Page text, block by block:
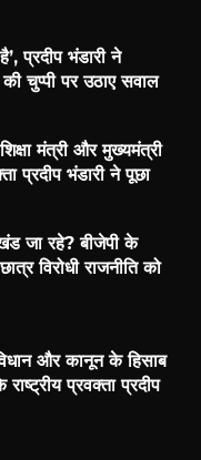
प्रदीप भंडारी ने
चुप्पी पर उठाए सवाल
मंत्री और मुख्यमंत्री
प्रदीप भंडारी ने पूछा
जा रहे? बीजेपी के
विरोधी राजनीति को
और कानून के हिसाब
प्रवक्ता प्रदीप